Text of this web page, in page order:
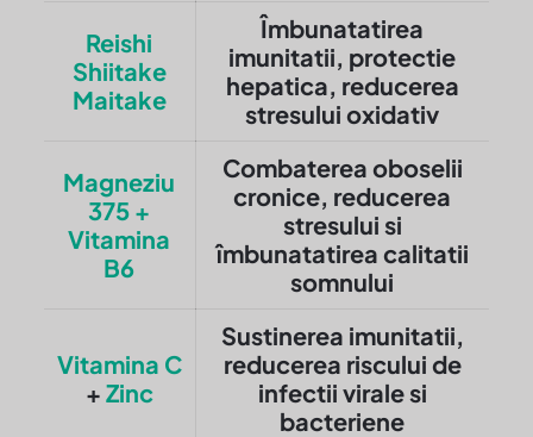
Reishi
Shiitake
Maitake
Îmbunatatirea
imunitatii, protectie
hepatica, reducerea
stresului oxidativ
Magneziu
375 +
Vitamina
B6
Combaterea oboselii
cronice, reducerea
stresului si
îmbunatatirea calitatii
somnului
Vitamina C
+ Zinc
Sustinerea imunitatii,
reducerea riscului de
infectii virale si
bacteriene